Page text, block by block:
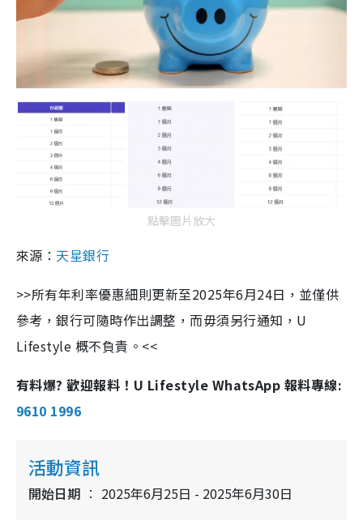
點擊圖片放大
來源： 天星銀行
>>所有年利率優惠細則更新至2025年6月24日，並僅供
參考，銀行可隨時作出調整，而毋須另行通知，U
Lifestyle 概不負責。<<
有料爆? 歡迎報料！U Lifestyle WhatsApp 報料專線:
9610 1996
活動資訊
開始日期 2025年6月25日 - 2025年6月30日